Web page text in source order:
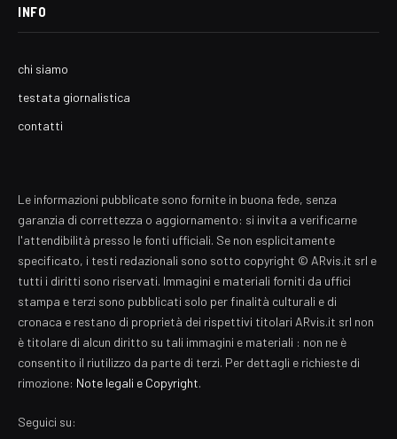
INFO
chi siamo
testata giornalistica
contatti
Le informazioni pubblicate sono fornite in buona fede, senza
garanzia di correttezza o aggiornamento: si invita a verificarne
l'attendibilità presso le fonti ufficiali. Se non esplicitamente
specificato, i testi redazionali sono sotto copyright © ARvis.it srl e
tutti i diritti sono riservati. Immagini e materiali forniti da uffici
stampa e terzi sono pubblicati solo per finalità culturali e di
cronaca e restano di proprietà dei rispettivi titolari ARvis.it srl non
è titolare di alcun diritto su tali immagini e materiali : non ne è
consentito il riutilizzo da parte di terzi. Per dettagli e richieste di
rimozione: Note legali e Copyright.
Seguici su: